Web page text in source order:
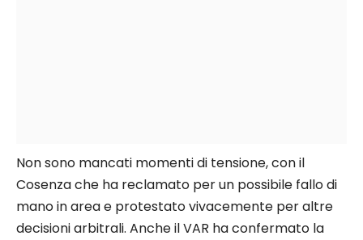
Non sono mancati momenti di tensione, con il
Cosenza che ha reclamato per un possibile fallo di
mano in area e protestato vivacemente per altre
decisioni arbitrali. Anche il VAR ha confermato la